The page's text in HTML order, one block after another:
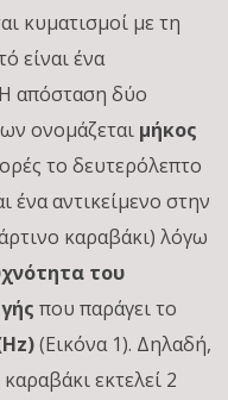
κυματισμοί με τη
είναι ένα
Η απόσταση δύο
ονομάζεται μήκος
το δευτερόλεπτο
ένα αντικείμενο στην
καραβάκι) λόγω
του
που παράγει το
(Εικόνα 1). Δηλαδή,
εκτελεί 2